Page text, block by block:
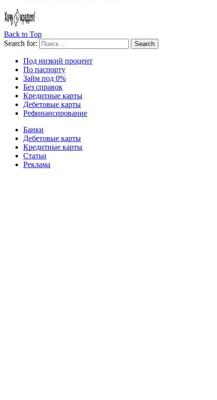
Back to Top
Search for:
Search
Под низкий процент
По паспорту
Займ под 0%
Без справок
Кредитные карты
Дебетовые карты
Рефинансирование
Банки
Дебетовые карты
Кредитные карты
Статьи
Реклама